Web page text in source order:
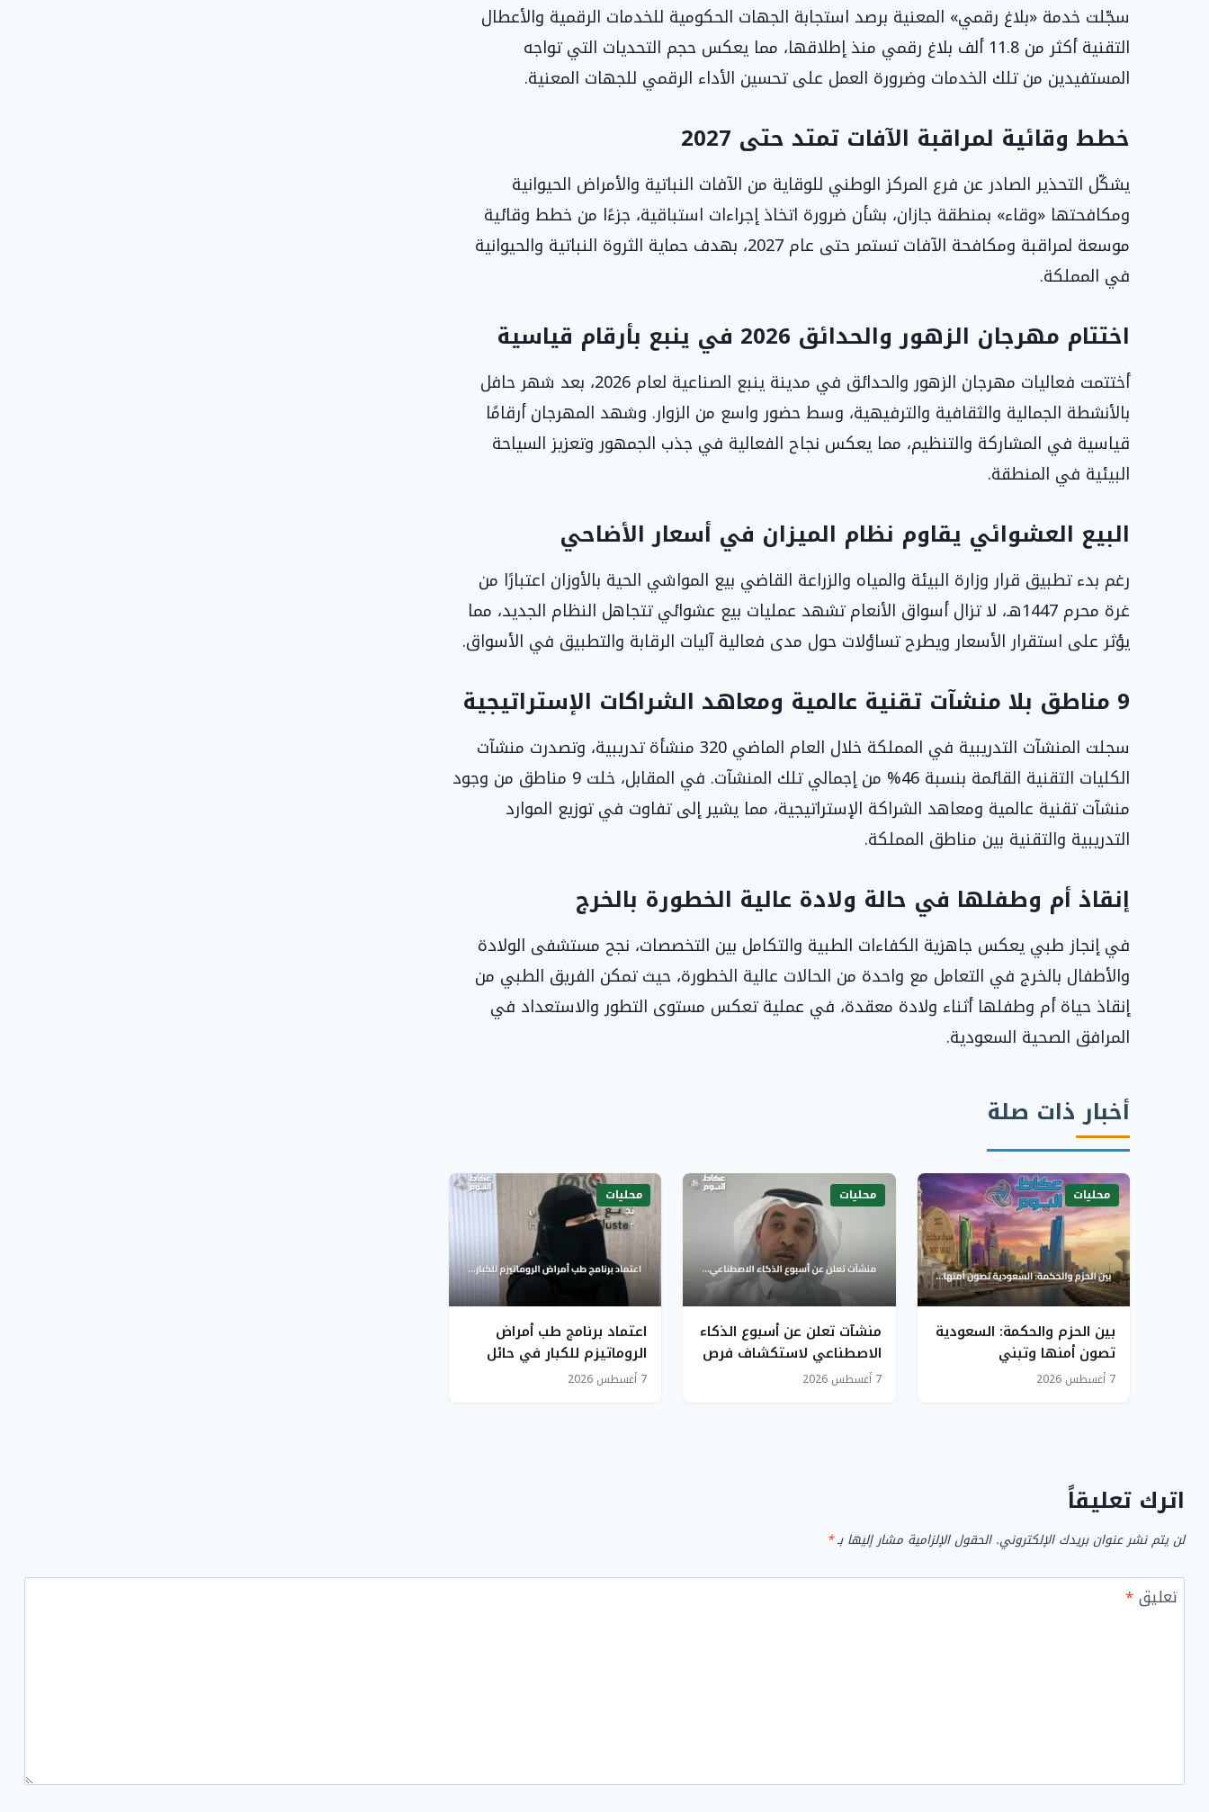
سجّلت خدمة «بلاغ رقمي» المعنية برصد استجابة الجهات الحكومية للخدمات الرقمية والأعطال
التقنية أكثر من 11.8 ألف بلاغ رقمي منذ إطلاقها، مما يعكس حجم التحديات التي تواجه
المستفيدين من تلك الخدمات وضرورة العمل على تحسين الأداء الرقمي للجهات المعنية.
خطط وقائية لمراقبة الآفات تمتد حتى 2027
يشكّل التحذير الصادر عن فرع المركز الوطني للوقاية من الآفات النباتية والأمراض الحيوانية
ومكافحتها «وقاء» بمنطقة جازان، بشأن ضرورة اتخاذ إجراءات استباقية، جزءًا من خطط وقائية
موسعة لمراقبة ومكافحة الآفات تستمر حتى عام 2027، بهدف حماية الثروة النباتية والحيوانية
في المملكة.
اختتام مهرجان الزهور والحدائق 2026 في ينبع بأرقام قياسية
أختتمت فعاليات مهرجان الزهور والحدائق في مدينة ينبع الصناعية لعام 2026، بعد شهر حافل
بالأنشطة الجمالية والثقافية والترفيهية، وسط حضور واسع من الزوار. وشهد المهرجان أرقامًا
قياسية في المشاركة والتنظيم، مما يعكس نجاح الفعالية في جذب الجمهور وتعزيز السياحة
البيئية في المنطقة.
البيع العشوائي يقاوم نظام الميزان في أسعار الأضاحي
رغم بدء تطبيق قرار وزارة البيئة والمياه والزراعة القاضي بيع المواشي الحية بالأوزان اعتبارًا من
غرة محرم 1447هـ، لا تزال أسواق الأنعام تشهد عمليات بيع عشوائي تتجاهل النظام الجديد، مما
يؤثر على استقرار الأسعار ويطرح تساؤلات حول مدى فعالية آليات الرقابة والتطبيق في الأسواق.
9 مناطق بلا منشآت تقنية عالمية ومعاهد الشراكات الإستراتيجية
سجلت المنشآت التدريبية في المملكة خلال العام الماضي 320 منشأة تدريبية، وتصدرت منشآت
الكليات التقنية القائمة بنسبة 46% من إجمالي تلك المنشآت. في المقابل، خلت 9 مناطق من وجود
منشآت تقنية عالمية ومعاهد الشراكة الإستراتيجية، مما يشير إلى تفاوت في توزيع الموارد
التدريبية والتقنية بين مناطق المملكة.
إنقاذ أم وطفلها في حالة ولادة عالية الخطورة بالخرج
في إنجاز طبي يعكس جاهزية الكفاءات الطبية والتكامل بين التخصصات، نجح مستشفى الولادة
والأطفال بالخرج في التعامل مع واحدة من الحالات عالية الخطورة، حيث تمكن الفريق الطبي من
إنقاذ حياة أم وطفلها أثناء ولادة معقدة، في عملية تعكس مستوى التطور والاستعداد في
المرافق الصحية السعودية.
أخبار ذات صلة
محليات
بين الحزم والحكمة: السعودية
تصون أمنها وتبني
مستقبلها وسط العواصف
7 أغسطس 2026
محليات
منشآت تعلن عن أسبوع الذكاء
الاصطناعي لاستكشاف فرص
الاستثمار
7 أغسطس 2026
محليات
اعتماد برنامج طب أمراض
الروماتيزم للكبار في حائل
يقلل حاجة المرضى للسفر
7 أغسطس 2026
اترك تعليقاً
لن يتم نشر عنوان بريدك الإلكتروني. الحقول الإلزامية مشار إليها بـ*
تعليق*